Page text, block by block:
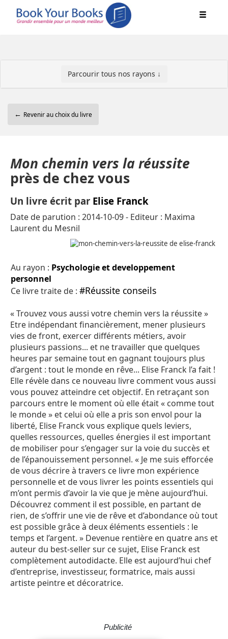
Parcourir tous nos rayons ↓
← Revenir au choix du livre
Mon chemin vers la réussite
près de chez vous
Un livre écrit par Elise Franck
Date de parution : 2014-10-09 - Editeur : Maxima
Laurent du Mesnil
Au rayon : Psychologie et developpement
personnel
Ce livre traite de : #Réussite conseils
« Trouvez vous aussi votre chemin vers la réussite »
Etre indépendant financièrement, mener plusieurs
vies de front, exercer différents métiers, avoir
plusieurs passions... et ne travailler que quelques
heures par semaine tout en gagnant toujours plus
d’argent : tout le monde en rêve... Elise Franck l’a fait !
Elle révèle dans ce nouveau livre comment vous aussi
vous pouvez atteindre cet objectif. En retraçant son
parcours entre le moment où elle était « comme tout
le monde » et celui où elle a pris son envol pour la
liberté, Elise Franck vous explique quels leviers,
quelles ressources, quelles énergies il est important
de mobiliser pour s’engager sur la voie du succès et
de l’épanouissement personnel. « Je me suis efforcée
de vous décrire à travers ce livre mon expérience
personnelle et de vous livrer les points essentiels qui
m’ont permis d’avoir la vie que je mène aujourd’hui.
Découvrez comment il est possible, en partant de
rien, de s’offrir une vie de rêve et d’abondance où tout
est possible grâce à deux éléments essentiels : le
temps et l’argent. » Devenue rentière en quatre ans et
auteur du best-seller sur ce sujet, Elise Franck est
complètement autodidacte. Elle est aujourd’hui chef
d’entreprise, investisseur, formatrice, mais aussi
artiste peintre et décoratrice.